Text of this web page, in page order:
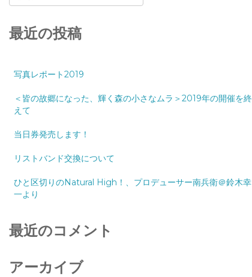
最近の投稿
写真レポート2019
＜皆の故郷になった、輝く森の小さなムラ＞2019年の開催を終
えて
当日券発売します！
リストバンド交換について
ひと区切りのNatural High！、プロデューサー南兵衛＠鈴木幸
一より
最近のコメント
アーカイブ